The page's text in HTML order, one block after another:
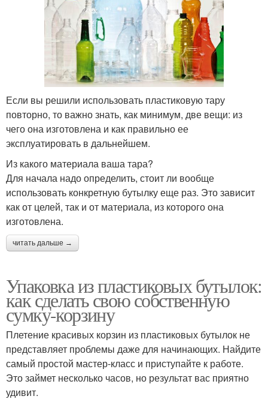
Если вы решили использовать пластиковую тару
повторно, то важно знать, как минимум, две вещи: из
чего она изготовлена и как правильно ее
эксплуатировать в дальнейшем.
Из какого материала ваша тара?
Для начала надо определить, стоит ли вообще
использовать конкретную бутылку еще раз. Это зависит
как от целей, так и от материала, из которого она
изготовлена.
читать дальше →
Упаковка из пластиковых бутылок:
как сделать свою собственную
сумку-корзину
Плетение красивых корзин из пластиковых бутылок не
представляет проблемы даже для начинающих. Найдите
самый простой мастер-класс и приступайте к работе.
Это займет несколько часов, но результат вас приятно
удивит.